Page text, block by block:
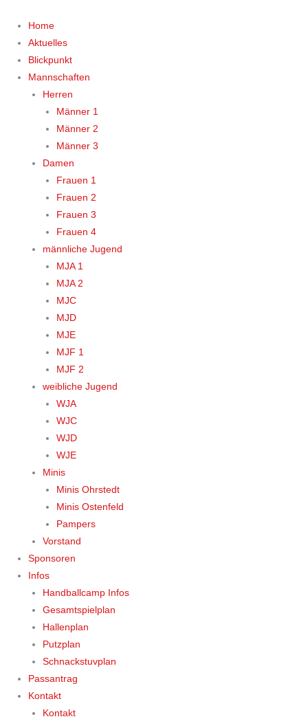
Inhalt
springen
Home
Aktuelles
Blickpunkt
Mannschaften
Herren
Männer 1
Männer 2
Männer 3
Damen
Frauen 1
Frauen 2
Frauen 3
Frauen 4
männliche Jugend
MJA 1
MJA 2
MJC
MJD
MJE
MJF 1
MJF 2
weibliche Jugend
WJA
WJC
WJD
WJE
Minis
Minis Ohrstedt
Minis Ostenfeld
Pampers
Vorstand
Sponsoren
Infos
Handballcamp Infos
Gesamtspielplan
Hallenplan
Putzplan
Schnackstuvplan
Passantrag
Kontakt
Kontakt